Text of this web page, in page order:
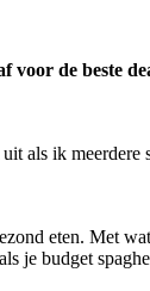
de beste
als ik
eten. Met
je budget